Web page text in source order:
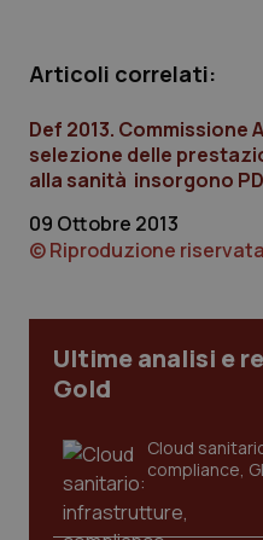
Calabria
Campania
Emilia-Romagna
Lazio
Lombardia
Asma & BPCO
Car-T
Colesterolo &
Diabete &
Dolore
Articoli correlati:
Def 2013. Commissione
selezione delle
alla sanità insorgono
09 Ottobre 2013
© Riproduzione riservata
Ultime analisi e
Gold
Cloud
compliance,